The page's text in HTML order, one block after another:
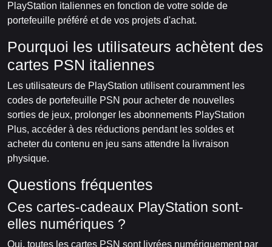
PlayStation italiennes en fonction de votre solde de
portefeuille préféré et de vos projets d'achat.
Pourquoi les utilisateurs achètent des
cartes PSN italiennes
Les utilisateurs de PlayStation utilisent couramment les
codes de portefeuille PSN pour acheter de nouvelles
sorties de jeux, prolonger les abonnements PlayStation
Plus, accéder à des réductions pendant les soldes et
acheter du contenu en jeu sans attendre la livraison
physique.
Questions fréquentes
Ces cartes-cadeaux PlayStation sont-
elles numériques ?
Oui, toutes les cartes PSN sont livrées numériquement par